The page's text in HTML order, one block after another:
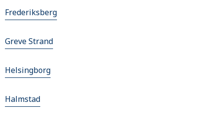
Frederiksberg
Greve Strand
Helsingborg
Halmstad